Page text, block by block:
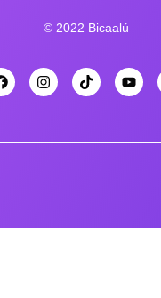
© 2022 Bicaalú